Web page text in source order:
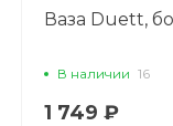
Ваза Duett,
В наличии 16
1 749 ₽